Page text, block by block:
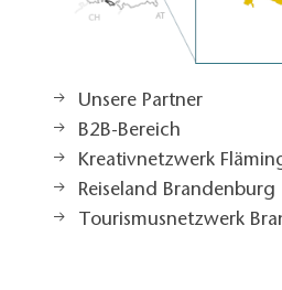
Unsere Partner
B2B-Bereich
Kreativnetzwerk
Reiseland Brandenburg
Tourismusnetzwerk